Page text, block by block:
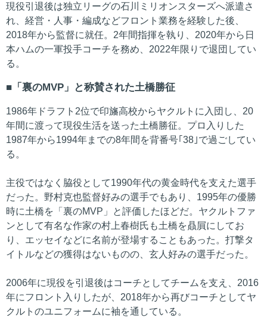
現役引退後は独立リーグの石川ミリオンスターズへ派遣さ
れ、経営・人事・編成などフロント業務を経験した後、
2018年から監督に就任。2年間指揮を執り、2020年から日
本ハムの一軍投手コーチを務め、2022年限りで退団してい
る。
「裏のMVP」と称賛された土橋勝征
1986年ドラフト2位で印旛高校からヤクルトに入団し、20
年間に渡って現役生活を送った土橋勝征。プロ入りした
1987年から1994年までの8年間を背番号｢38｣で過ごしてい
る。
主役ではなく脇役として1990年代の黄金時代を支えた選手
だった。野村克也監督好みの選手でもあり、1995年の優勝
時に土橋を「裏のMVP」と評価したほどだ。ヤクルトファ
ンとして有名な作家の村上春樹氏も土橋を贔屓にしてお
り、エッセイなどに名前が登場することもあった。打撃タ
イトルなどの獲得はないものの、玄人好みの選手だった。
2006年に現役を引退後はコーチとしてチームを支え、2016
年にフロント入りしたが、2018年から再びコーチとしてヤ
クルトのユニフォームに袖を通している。